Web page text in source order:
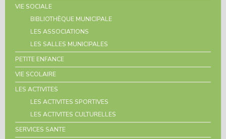
VIE SOCIALE
BIBLIOTHÈQUE MUNICIPALE
LES ASSOCIATIONS
LES SALLES MUNICIPALES
PETITE ENFANCE
VIE SCOLAIRE
LES ACTIVITES
LES ACTIVITES SPORTIVES
LES ACTIVITES CULTURELLES
SERVICES SANTE